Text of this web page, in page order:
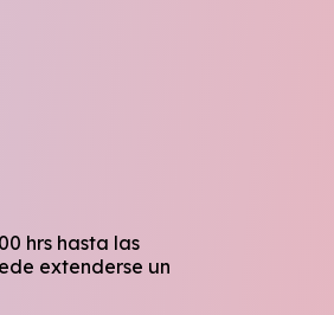
hrs hasta las
extenderse un